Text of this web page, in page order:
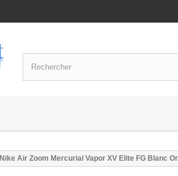
Nike Air Zoom Mercurial Vapor XV Elite FG Blanc